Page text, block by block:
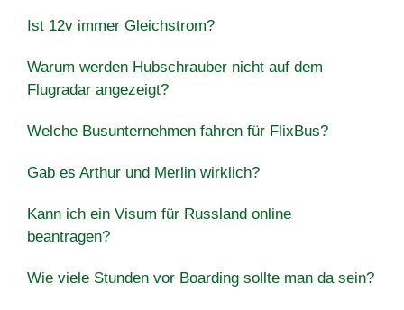
Ist 12v immer Gleichstrom?
Warum werden Hubschrauber nicht auf dem
Flugradar angezeigt?
Welche Busunternehmen fahren für FlixBus?
Gab es Arthur und Merlin wirklich?
Kann ich ein Visum für Russland online
beantragen?
Wie viele Stunden vor Boarding sollte man da sein?